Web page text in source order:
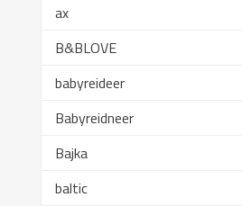
ax
B&BLOVE
babyreideer
Babyreidneer
Bajka
baltic